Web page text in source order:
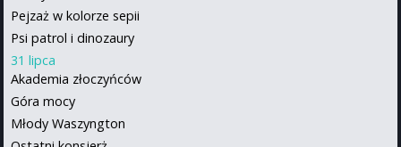
Pejzaż w kolorze sepii
Psi patrol i dinozaury
31 lipca
Akademia złoczyńców
Góra mocy
Młody Waszyngton